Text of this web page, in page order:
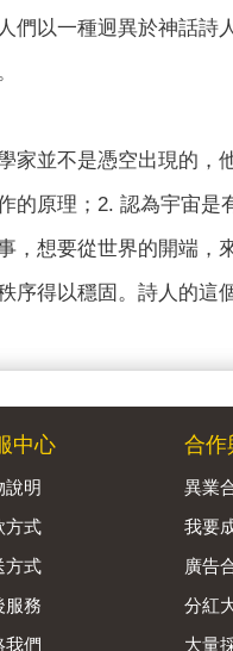
們以一種迥異於神話詩
家並不是憑空出現的，
的原理；2. 認為宇宙
，想要從世界的開端，
序得以穩固。詩人的這
中心
說明
方式
方式
服務
我們
合作
異業
我要
廣告
分紅
大量